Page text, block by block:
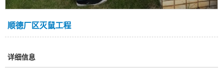
顺德厂区灭鼠工程
详细信息